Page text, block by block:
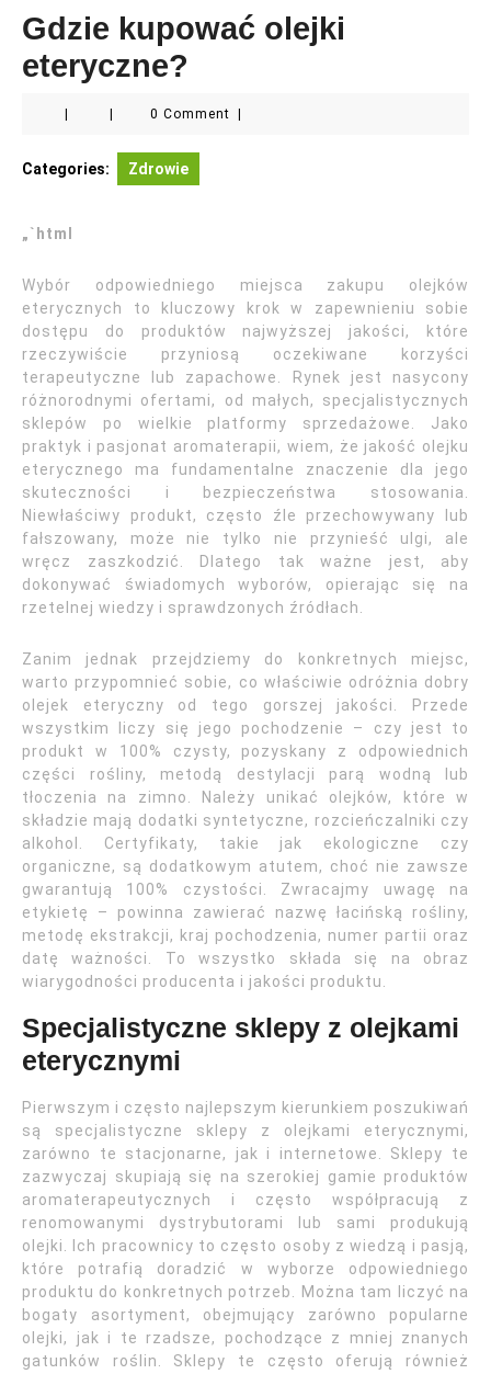
Gdzie kupować olejki
eteryczne?
0 Comment
Categories: Zdrowie
„`html
Wybór odpowiedniego miejsca zakupu olejków
eterycznych to kluczowy krok w zapewnieniu sobie
dostępu do produktów najwyższej jakości, które
rzeczywiście przyniosą oczekiwane korzyści
terapeutyczne lub zapachowe. Rynek jest nasycony
różnorodnymi ofertami, od małych, specjalistycznych
sklepów po wielkie platformy sprzedażowe. Jako
praktyk i pasjonat aromaterapii, wiem, że jakość olejku
eterycznego ma fundamentalne znaczenie dla jego
skuteczności i bezpieczeństwa stosowania.
Niewłaściwy produkt, często źle przechowywany lub
fałszowany, może nie tylko nie przynieść ulgi, ale
wręcz zaszkodzić. Dlatego tak ważne jest, aby
dokonywać świadomych wyborów, opierając się na
rzetelnej wiedzy i sprawdzonych źródłach.
Zanim jednak przejdziemy do konkretnych miejsc,
warto przypomnieć sobie, co właściwie odróżnia dobry
olejek eteryczny od tego gorszej jakości. Przede
wszystkim liczy się jego pochodzenie – czy jest to
produkt w 100% czysty, pozyskany z odpowiednich
części rośliny, metodą destylacji parą wodną lub
tłoczenia na zimno. Należy unikać olejków, które w
składzie mają dodatki syntetyczne, rozcieńczalniki czy
alkohol. Certyfikaty, takie jak ekologiczne czy
organiczne, są dodatkowym atutem, choć nie zawsze
gwarantują 100% czystości. Zwracajmy uwagę na
etykietę – powinna zawierać nazwę łacińską rośliny,
metodę ekstrakcji, kraj pochodzenia, numer partii oraz
datę ważności. To wszystko składa się na obraz
wiarygodności producenta i jakości produktu.
Specjalistyczne sklepy z olejkami
eterycznymi
Pierwszym i często najlepszym kierunkiem poszukiwań
są specjalistyczne sklepy z olejkami eterycznymi,
zarówno te stacjonarne, jak i internetowe. Sklepy te
zazwyczaj skupiają się na szerokiej gamie produktów
aromaterapeutycznych i często współpracują z
renomowanymi dystrybutorami lub sami produkują
olejki. Ich pracownicy to często osoby z wiedzą i pasją,
które potrafią doradzić w wyborze odpowiedniego
produktu do konkretnych potrzeb. Można tam liczyć na
bogaty asortyment, obejmujący zarówno popularne
olejki, jak i te rzadsze, pochodzące z mniej znanych
gatunków roślin. Sklepy te często oferują również